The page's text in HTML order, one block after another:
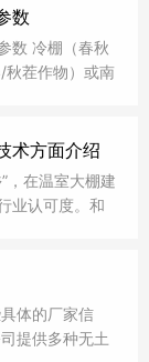
光率高、抗
数
数 冷棚（春秋
秋茬作物）或南
镀锌钢管骨
术方面介绍
在温室大棚建
业认可度。‌和
体的厂家信
提供多种无土